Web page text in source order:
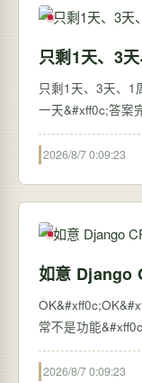
只剩1天、3
只剩1天、3天、1
一天&#xff0c;答案
2026/8/7 0:09:23
如意 Django
OK&#xff0c;OK&#xff0c;大家
2026/8/7 0:09:23